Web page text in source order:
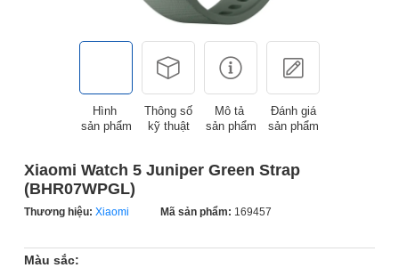
Hình
sản phẩm
Thông số
kỹ thuật
Mô tả
sản phẩm
Đánh giá
sản phẩm
Xiaomi Watch 5 Juniper Green Strap
(BHR07WPGL)
Thương hiệu: Xiaomi Mã sản phẩm: 169457
Màu sắc: